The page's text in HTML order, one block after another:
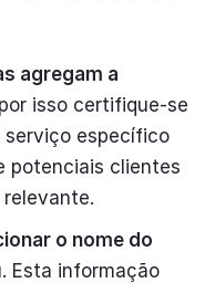
agregam a
por isso certifique-se
serviço específico
potenciais clientes
o nome do
Esta informação